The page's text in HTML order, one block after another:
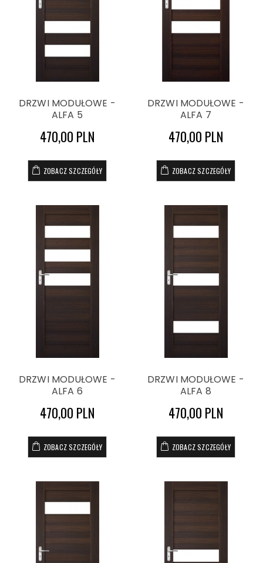
DRZWI MODUŁOWE -
ALFA 5
470,00 PLN
ZOBACZ SZCZEGÓŁY
DRZWI MODUŁOWE -
ALFA 7
470,00 PLN
ZOBACZ SZCZEGÓŁY
DRZWI MODUŁOWE -
ALFA 6
470,00 PLN
ZOBACZ SZCZEGÓŁY
DRZWI MODUŁOWE -
ALFA 8
470,00 PLN
ZOBACZ SZCZEGÓŁY